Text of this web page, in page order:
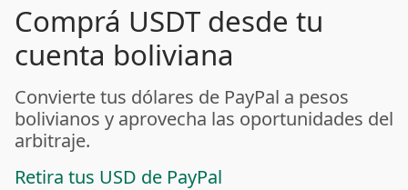
Comprá USDT desde tu
cuenta boliviana
Convierte tus dólares de PayPal a pesos
bolivianos y aprovecha las oportunidades del
arbitraje.
Retira tus USD de PayPal